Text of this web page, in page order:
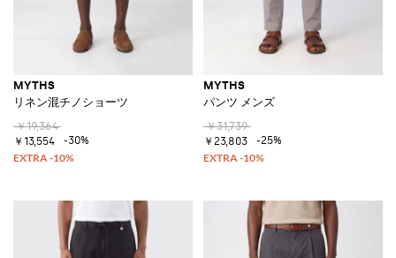
MYTHS
リネン混チノショーツ
￥19,364
￥13,554
-30%
MYTHS
パンツ メンズ
￥31,739
￥23,803
-25%